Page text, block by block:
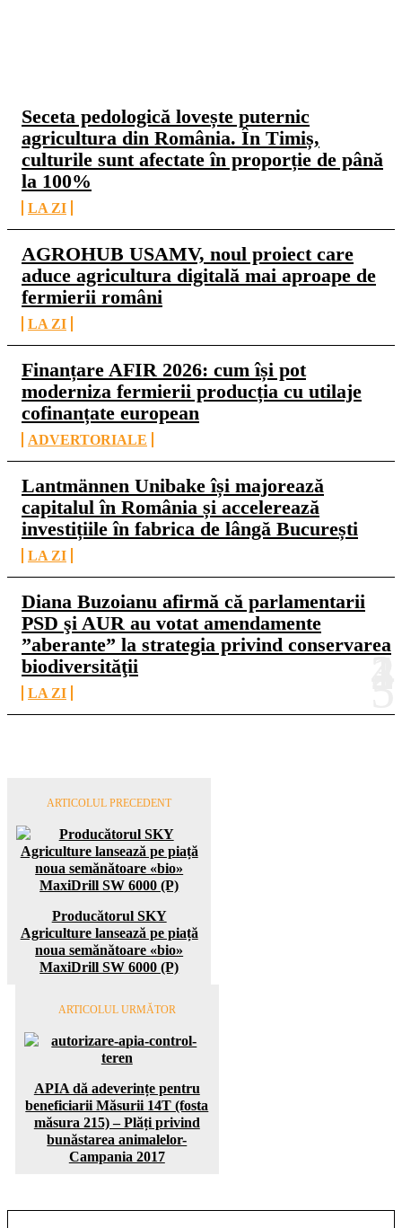
Seceta pedologică lovește puternic
agricultura din România. În Timiș,
culturile sunt afectate în proporție de până
la 100%
LA ZI
AGROHUB USAMV, noul proiect care
aduce agricultura digitală mai aproape de
fermierii români
LA ZI
Finanțare AFIR 2026: cum își pot
moderniza fermierii producția cu utilaje
cofinanțate european
ADVERTORIALE
Lantmännen Unibake își majorează
capitalul în România și accelerează
investițiile în fabrica de lângă București
LA ZI
Diana Buzoianu afirmă că parlamentarii
PSD şi AUR au votat amendamente
”aberante” la strategia privind conservarea
biodiversităţii
LA ZI
ARTICOLUL PRECEDENT
Producătorul SKY
Agriculture lansează pe piață
noua semănătoare «bio»
MaxiDrill SW 6000 (P)
ARTICOLUL URMĂTOR
APIA dă adeverințe pentru
beneficiarii Măsurii 14T (fosta
măsura 215) – Plăți privind
bunăstarea animalelor-
Campania 2017